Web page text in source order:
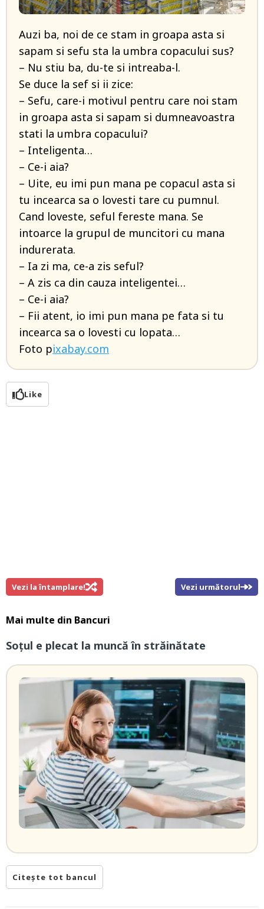
​Auzi ba, noi de ce stam in groapa asta si
sapam si sefu sta la umbra copacului sus?
– Nu stiu ba, du-te si intreaba-l.
Se duce la sef si ii zice:
– Sefu, care-i motivul pentru care noi stam
in groapa asta si sapam si dumneavoastra
stati la umbra copacului?
– Inteligenta…
– Ce-i aia?
– Uite, eu imi pun mana pe copacul asta si
tu incearca sa o lovesti tare cu pumnul.
Cand loveste, seful fereste mana. Se
intoarce la grupul de muncitori cu mana
indurerata.
– Ia zi ma, ce-a zis seful?
– A zis ca din cauza inteligentei…
– Ce-i aia?
– Fii atent, io imi pun mana pe fata si tu
incearca sa o lovesti cu lopata…
Foto pixabay.com
Like
Vezi la întamplare! Vezi următorul
Mai multe din Bancuri
Soțul e plecat la muncă în străinătate
Citește tot bancul